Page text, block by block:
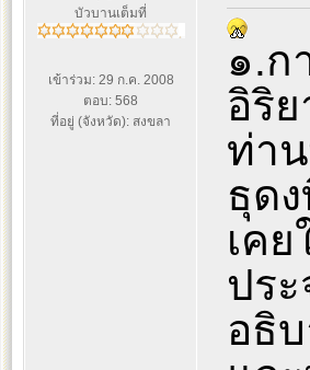
บัวบานเต็มที่
เข้าร่วม: 29 ก.ค. 2008
ตอบ: 568
ที่อยู่ (จังหวัด): สงขลา
๑.ก
อิริ
ท่า
ธุด
เค
ปร
อธิ